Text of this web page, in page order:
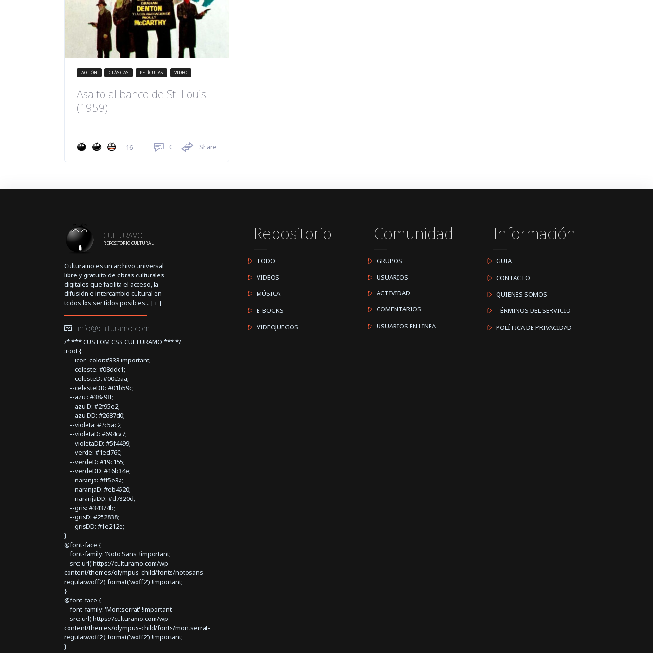
ACCIÓN CLÁSICAS PELÍCULAS VIDEO
Asalto al banco de St. Louis
(1959)
16 0 Share
CULTURAMO
REPOSITORIO CULTURAL
Culturamo es un archivo universal
libre y gratuito de obras culturales
digitales que facilita el acceso, la
difusión e intercambio cultural en
todos los sentidos posibles... [+]
info@culturamo.com
/* *** CUSTOM CSS CULTURAMO *** */
:root {
--icon-color:#333!important;
--celeste: #08ddc1;
--celesteD: #00c5aa;
--celesteDD: #01b59c;
--azul: #38a9ff;
--azulD: #2f95e2;
--azulDD: #2687d0;
--violeta: #7c5ac2;
--violetaD: #694ca7;
--violetaDD: #5f4499;
--verde: #1ed760;
--verdeD: #19c155;
--verdeDD: #16b34e;
--naranja: #ff5e3a;
--naranjaD: #eb4520;
--naranjaDD: #d7320d;
--gris: #34374b;
--grisD: #252838;
--grisDD: #1e212e;
}
@font-face {
font-family: 'Noto Sans' !important;
src: url('https://culturamo.com/wp-
content/themes/olympus-child/fonts/notosans-
regular.woff2') format('woff2') !important;
}
@font-face {
font-family: 'Montserrat' !important;
src: url('https://culturamo.com/wp-
content/themes/olympus-child/fonts/montserrat-
regular.woff2') format('woff2') !important;
}
Repositorio
TODO
VIDEOS
MÚSICA
E-BOOKS
VIDEOJUEGOS
Comunidad
GRUPOS
USUARIOS
ACTIVIDAD
COMENTARIOS
USUARIOS EN LINEA
Información
GUÍA
CONTACTO
QUIENES SOMOS
TÉRMINOS DEL SERVICIO
POLÍTICA DE PRIVACIDAD